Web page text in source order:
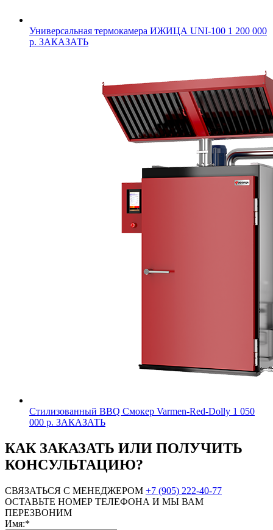
Универсальная термокамера ИЖИЦА UNI-100 1 200 000
р. ЗАКАЗАТЬ
Стилизованный BBQ Смокер Varmen-Red-Dolly 1 050
000 р. ЗАКАЗАТЬ
КАК ЗАКАЗАТЬ ИЛИ ПОЛУЧИТЬ
КОНСУЛЬТАЦИЮ?
СВЯЗАТЬСЯ С МЕНЕДЖЕРОМ +7 (905) 222-40-77
ОСТАВЬТЕ НОМЕР ТЕЛЕФОНА И МЫ ВАМ
ПЕРЕЗВОНИМ
Имя:*